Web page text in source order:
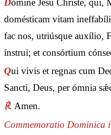
Dómine Jesu Christe, qui,
domésticam vitam
fac nos, utriúsque auxílio,
ínstrui; et consórtium
Qui vivis et regnas cum
Sancti, Deus, per ómnia
℟. Amen.
Commemoratio